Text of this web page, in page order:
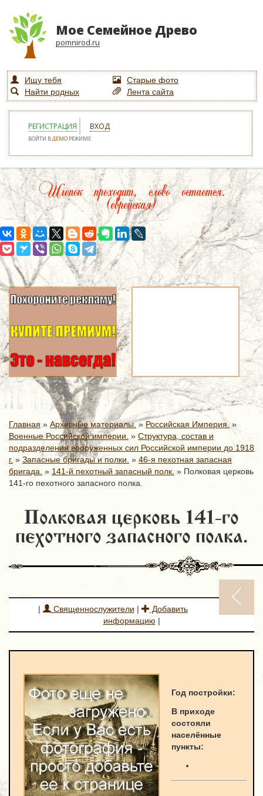
Мое Семейное Древо
pomnirod.ru
Ищу тебя
Старые фото
Найти родных
Лента сайта
РЕГИСТРАЦИЯ ВХОД
ВОЙТИ ВДЕМО РЕЖИМЕ
Шлепок проходит, слово остается.
(еврейская)
Главная » Архивные материалы.» Российская Империя. »
Военные Российской империи. » Структура, состав и
подразделения вооруженных сил Российской империи до 1918
г. » Запасные бригады и полки. » 46-я пехотная запасная
бригада. » 141-й пехотный запасный полк. » Полковая церковь
141-го пехотного запасного полка.
Полковая церковь 141-го
пехотного запасного полка.
| Священнослужители |
Добавить
информацию |
Год постройки:
В приходе
состояли
населённые
пункты: